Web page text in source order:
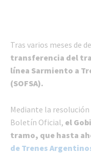
Tras varios meses de
transferencia del
línea Sarmiento a
(SOFSA).
Mediante la
Boletín Oficial, el
tramo, que hasta
de Trenes